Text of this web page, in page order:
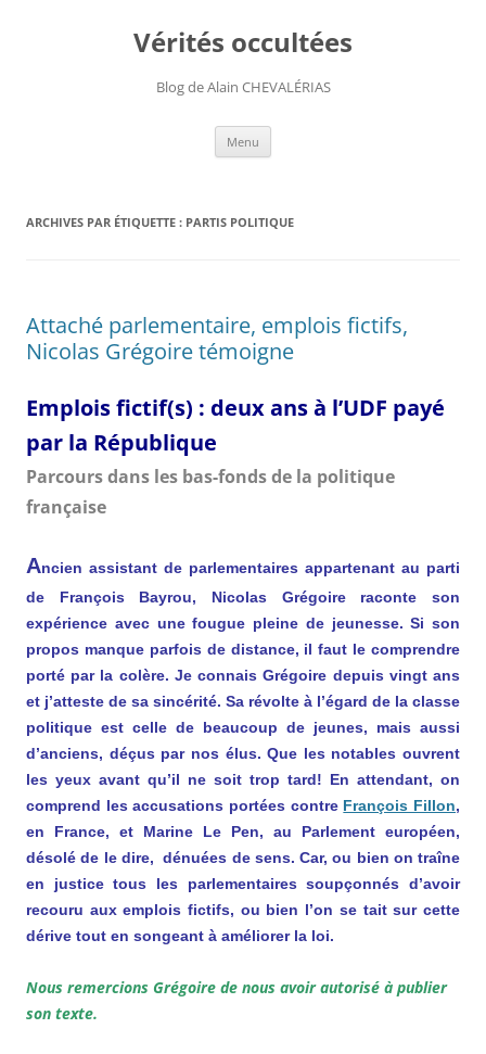
Vérités occultées
Blog de Alain CHEVALÉRIAS
Menu
ARCHIVES PAR ÉTIQUETTE : PARTIS POLITIQUE
Attaché parlementaire, emplois fictifs,
Nicolas Grégoire témoigne
Emplois fictif(s) : deux ans à l’UDF payé
par la République
Parcours dans les bas-fonds de la politique
française
Ancien assistant de parlementaires appartenant au parti
de François Bayrou, Nicolas Grégoire raconte son
expérience avec une fougue pleine de jeunesse. Si son
propos manque parfois de distance, il faut le comprendre
porté par la colère. Je connais Grégoire depuis vingt ans
et j’atteste de sa sincérité. Sa révolte à l’égard de la classe
politique est celle de beaucoup de jeunes, mais aussi
d’anciens, déçus par nos élus. Que les notables ouvrent
les yeux avant qu’il ne soit trop tard! En attendant, on
comprend les accusations portées contre François Fillon,
en France, et Marine Le Pen, au Parlement européen,
désolé de le dire, dénuées de sens. Car, ou bien on traîne
en justice tous les parlementaires soupçonnés d’avoir
recouru aux emplois fictifs, ou bien l’on se tait sur cette
dérive tout en songeant à améliorer la loi.
Nous remercions Grégoire de nous avoir autorisé à publier
son texte.